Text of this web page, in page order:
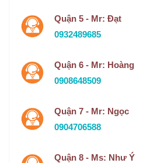
Quận 5 - Mr: Đạt
0932489685
Quận 6 - Mr: Hoàng
0908648509
Quận 7 - Mr: Ngọc
0904706588
Quận 8 - Ms: Như Ý